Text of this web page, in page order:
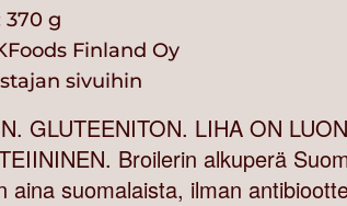
370 g
Finland Oy
sivuihin
GLUTEENITON. LIHA ON
Broilerin alkuperä
aina suomalaista, ilman